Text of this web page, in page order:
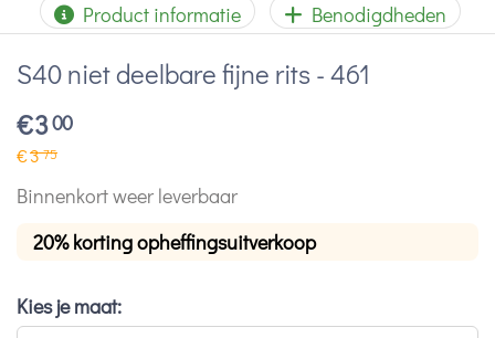
Product informatie Benodigdheden
S40 niet deelbare fijne rits - 461
€300
€375
Binnenkort weer leverbaar
20% korting opheffingsuitverkoop
Kies je maat: